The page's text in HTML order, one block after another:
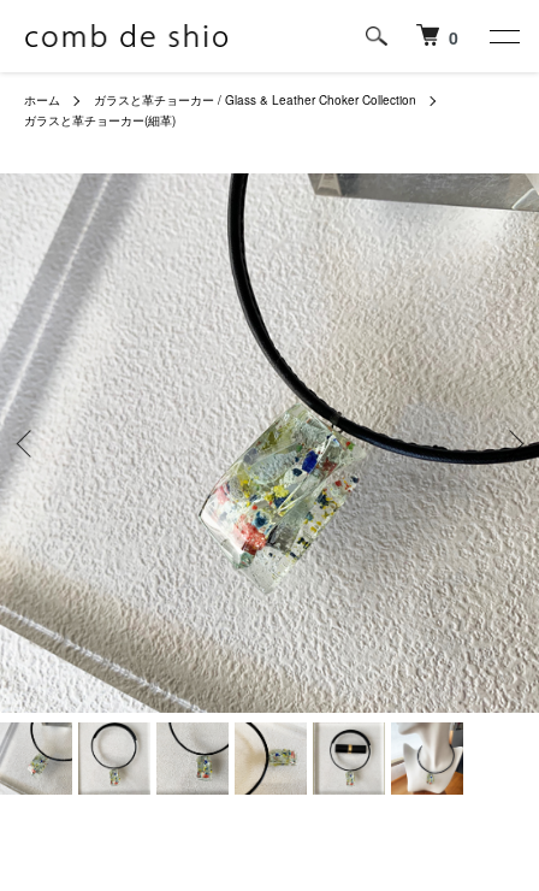
0
ホーム
ガラスと革チョーカー / Glass & Leather Choker Collection
ガラスと革チョーカー(細革)